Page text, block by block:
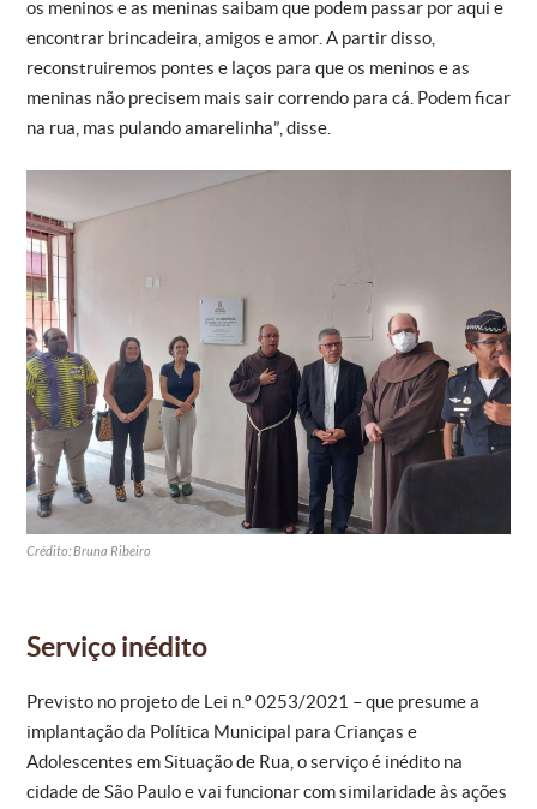
os meninos e as meninas saibam que podem passar por aqui e
encontrar brincadeira, amigos e amor. A partir disso,
reconstruiremos pontes e laços para que os meninos e as
meninas não precisem mais sair correndo para cá. Podem ficar
na rua, mas pulando amarelinha”, disse.
Crédito: Bruna Ribeiro
Serviço inédito
Previsto no projeto de Lei n.º 0253/2021 – que presume a
implantação da Política Municipal para Crianças e
Adolescentes em Situação de Rua, o serviço é inédito na
cidade de São Paulo e vai funcionar com similaridade às ações